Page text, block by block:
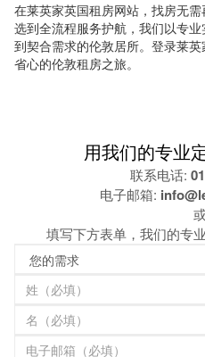
在莱英家英国租房网站，找房无
选到全流程服务护航，我们以专
到契合需求的伦敦居所。登录莱
省心的伦敦租房之旅。
用我们的专业
联系电话:
电子邮箱:
填写下方表单，我们的专